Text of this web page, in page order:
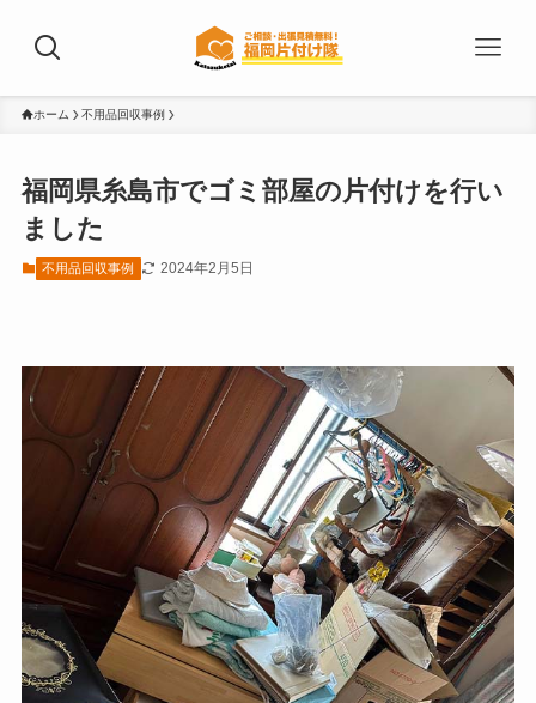
ホーム 不用品回収事例
福岡県糸島市でゴミ部屋の片付けを行い
ました
不用品回収事例 2024年2月5日